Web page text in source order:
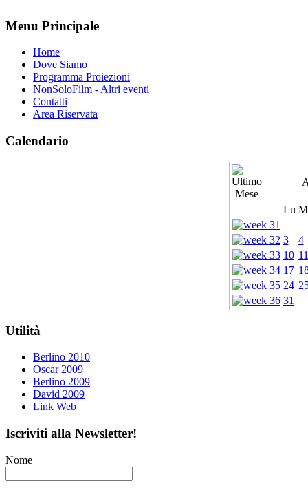
Menu Principale
Home
Dove Siamo
Programma Proiezioni
NonSoloFilm - Altri eventi
Contatti
Area Riservata
Calendario
Lu
3
4
10 11
17
24
31
Utilità
Berlino 2010
Oscar 2009
Berlino 2009
David 2009
Link Web
Iscriviti alla Newsletter!
Nome